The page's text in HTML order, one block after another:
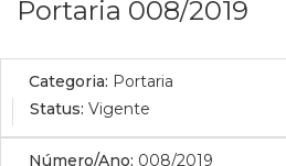
Portaria 008/2019
Categoria: Portaria
Status: Vigente
Número/Ano: 008/2019